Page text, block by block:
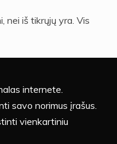
nei iš tikrųjų yra. Vis
internete.
savo norimus įrašus.
vienkartiniu